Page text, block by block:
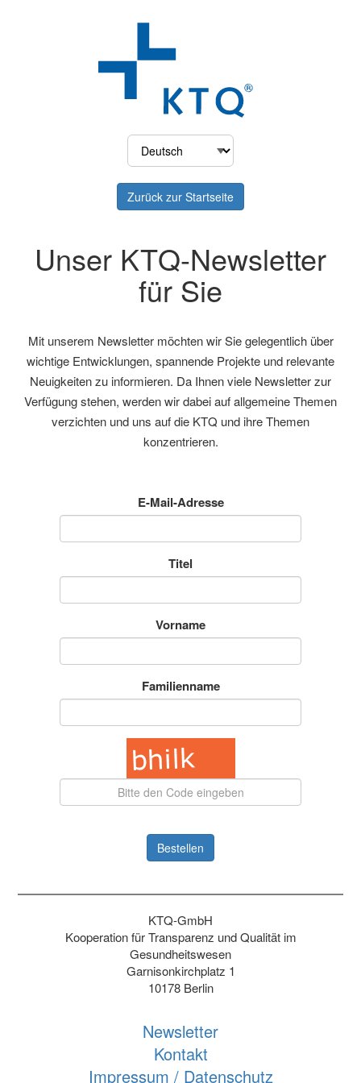
Zurück zur Startseite
Unser KTQ-Newsletter
für Sie
Mit unserem Newsletter möchten wir Sie gelegentlich über
wichtige Entwicklungen, spannende Projekte und relevante
Neuigkeiten zu informieren. Da Ihnen viele Newsletter zur
Verfügung stehen, werden wir dabei auf allgemeine Themen
verzichten und uns auf die KTQ und ihre Themen
konzentrieren.
E-Mail-Adresse
Titel
Vorname
Familienname
Bestellen
KTQ-GmbH
Kooperation für Transparenz und Qualität im
Gesundheitswesen
Garnisonkirchplatz 1
10178 Berlin
Newsletter
Kontakt
Impressum / Datenschutz